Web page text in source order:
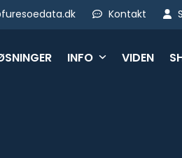
Kontakt
INFO VIDEN